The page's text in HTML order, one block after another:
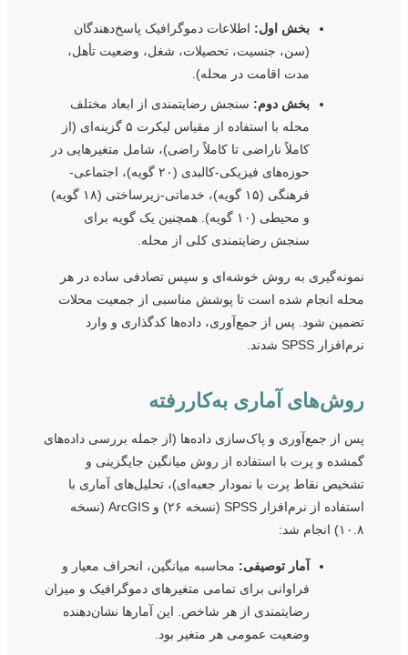
بخش اول:اطلاعات دموگرافیک پاسخ‌دهندگان
(سن، جنسیت، تحصیلات، شغل، وضعیت تأهل،
مدت اقامت در محله).
بخش دوم: سنجش رضایتمندی از ابعاد مختلف
محله با استفاده از مقیاس لیکرت ۵ گزینه‌ای (از
کاملاً ناراضی تا کاملاً راضی)، شامل متغیرهایی در
حوزه‌های فیزیکی-کالبدی (۲۰ گویه)، اجتماعی-
فرهنگی (۱۵ گویه)، خدماتی-زیرساختی (۱۸ گویه)
و محیطی (۱۰ گویه). همچنین یک گویه برای
سنجش رضایتمندی کلی از محله.
نمونه‌گیری به روش خوشه‌ای و سپس تصادفی ساده در هر
محله انجام شده است تا پوشش مناسبی از جمعیت محلات
تضمین شود. پس از جمع‌آوری، داده‌ها کدگذاری و وارد
نرم‌افزار SPSS شدند.
روش‌های آماری به‌کاررفته
پس از جمع‌آوری و پاک‌سازی داده‌ها (از جمله بررسی داده‌های
گمشده و پرت با استفاده از روش میانگین جایگزینی و
تشخیص نقاط پرت با نمودار جعبه‌ای)، تحلیل‌های آماری با
استفاده از نرم‌افزار SPSS (نسخه ۲۶) و ArcGIS (نسخه
آمار توصیفی:محاسبه میانگین، انحراف معیار و
فراوانی برای تمامی متغیرهای دموگرافیک و میزان
رضایتمندی از هر شاخص. این آمارها نشان‌دهنده
وضعیت عمومی هر متغیر بود.